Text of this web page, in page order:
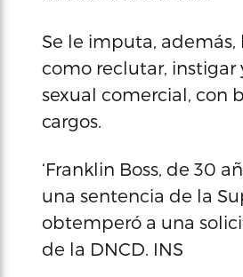
Se le imputa,
como reclutar, instigar
sexual comercial, con
cargos.
‘Franklin Boss, de 30
una sentencia de la
obtemperó a una
de la DNCD. INS